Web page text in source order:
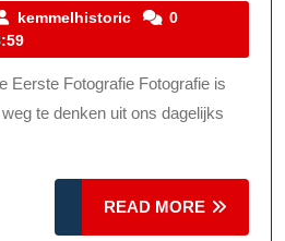
kemmelhistoric kemmelhistoric
0
te denken uit ons dagelijks
READ MORE
MORE